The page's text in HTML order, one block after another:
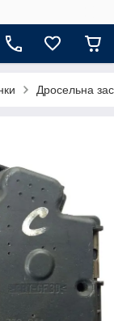
Дросельна